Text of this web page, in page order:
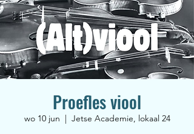
Proefles viool
wo 10 jun
  |
Jetse Academie, lokaal 24